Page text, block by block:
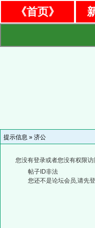
《首页》
提示信息 » 济公
您没有登录或者您没有权限
帖子ID非法
您还不是论坛会员,请先